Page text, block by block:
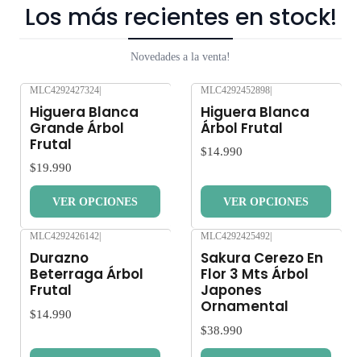
Los más recientes en stock!
Novedades a la venta!
MLC4292427324|
Higuera Blanca
Grande Árbol
Frutal
$19.990
VER OPCIONES
MLC4292452898|
Higuera Blanca
Árbol Frutal
$14.990
VER OPCIONES
MLC4292426142
Durazno
Beterraga Árbol
Frutal
$14.990
MLC4292425492
Sakura Cerezo En
Flor 3 Mts Árbol
Japones
Ornamental
$38.990